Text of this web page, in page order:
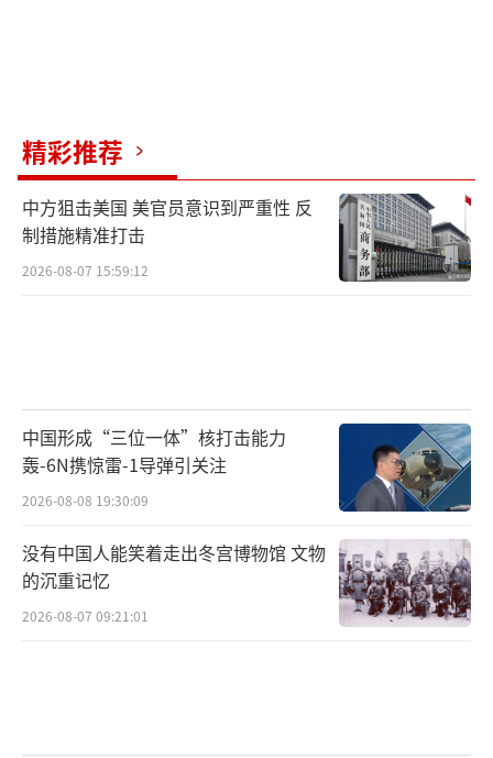
精彩推荐
中方狙击美国 美官员意识到严重性 反
制措施精准打击
2026-08-07 15:59:12
中国形成“三位一体”核打击能力
轰-6N携惊雷-1导弹引关注
2026-08-08 19:30:09
没有中国人能笑着走出冬宫博物馆 文物
的沉重记忆
2026-08-07 09:21:01